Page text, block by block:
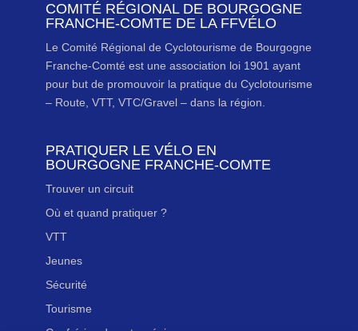
COMITÉ RÉGIONAL DE BOURGOGNE
FRANCHE-COMTE DE LA FFVÉLO
Le Comité Régional de Cyclotourisme de Bourgogne
Franche-Comté est une association loi 1901 ayant
pour but de promouvoir la pratique du Cyclotourisme
– Route, VTT, VTC/Gravel – dans la région.
PRATIQUER LE VÉLO EN
BOURGOGNE FRANCHE-COMTE
Trouver un circuit
Où et quand pratiquer ?
VTT
Jeunes
Sécurité
Tourisme